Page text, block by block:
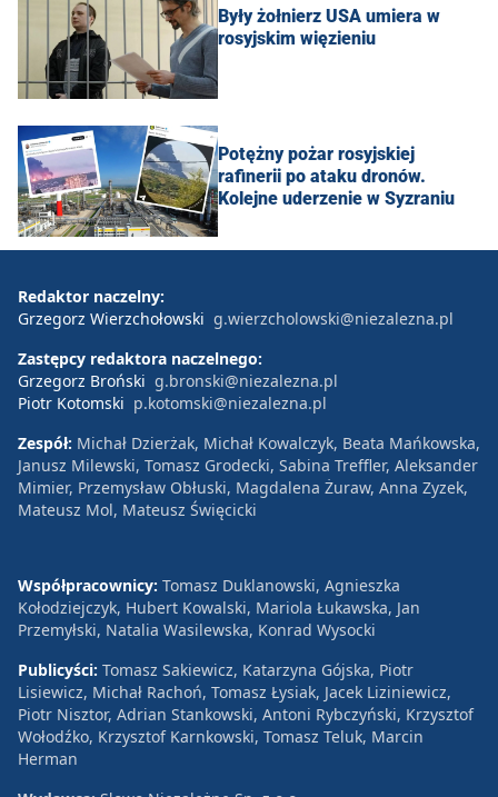
Były żołnierz USA umiera w
rosyjskim więzieniu
Potężny pożar rosyjskiej
rafinerii po ataku dronów.
Kolejne uderzenie w Syzraniu
Redaktor naczelny:
Grzegorz Wierzchołowski g.wierzcholowski@niezalezna.pl
Zastępcy redaktora naczelnego:
Grzegorz Broński g.bronski@niezalezna.pl
Piotr Kotomski p.kotomski@niezalezna.pl
Zespół: Michał Dzierżak, Michał Kowalczyk, Beata Mańkowska,
Janusz Milewski, Tomasz Grodecki, Sabina Treffler, Aleksander
Mimier, Przemysław Obłuski, Magdalena Żuraw, Anna Zyzek,
Mateusz Mol, Mateusz Święcicki
Współpracownicy: Tomasz Duklanowski, Agnieszka
Kołodziejczyk, Hubert Kowalski, Mariola Łukawska, Jan
Przemyłski, Natalia Wasilewska, Konrad Wysocki
Publicyści: Tomasz Sakiewicz, Katarzyna Gójska, Piotr
Lisiewicz, Michał Rachoń, Tomasz Łysiak, Jacek Liziniewicz,
Piotr Nisztor, Adrian Stankowski, Antoni Rybczyński, Krzysztof
Wołodźko, Krzysztof Karnkowski, Tomasz Teluk, Marcin
Herman